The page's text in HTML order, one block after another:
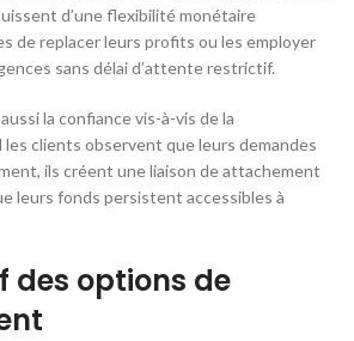
d’une flexibilité monétaire
de replacer leurs profits ou les employer
sans délai d’attente restrictif.
la confiance vis-à-vis de la
clients observent que leurs demandes
ils créent une liaison de attachement
leurs fonds persistent accessibles à
des options de